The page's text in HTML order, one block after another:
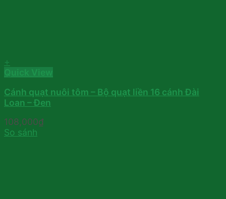
Cánh quạt nuôi tôm – Bộ quạt liền 16 cánh Đài
Loan – Đen
108,000₫
So sánh